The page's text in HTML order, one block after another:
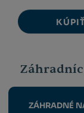
ZÁHRADNÉ